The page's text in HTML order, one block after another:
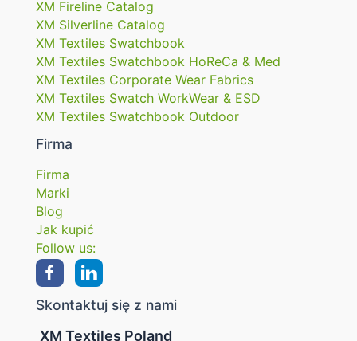
XM Fireline Catalog
XM Silverline Catalog
XM Textiles Swatchbook
XM Textiles Swatchbook HoReCa & Med
XM Textiles Corporate Wear Fabrics
XM Textiles Swatch WorkWear & ESD
XM Textiles Swatchbook Outdoor
Firma
Firma
Marki
Blog
Jak kupić
Follow us:
Skontaktuj się z nami
XM Textiles Poland